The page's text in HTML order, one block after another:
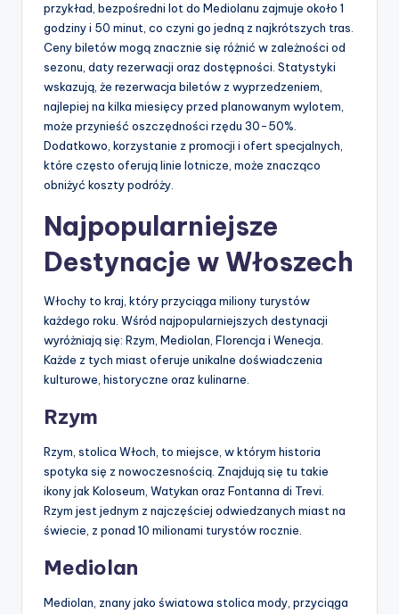
przykład, bezpośredni lot do Mediolanu zajmuje około 1
godziny i 50 minut, co czyni go jedną z najkrótszych tras.
Ceny biletów mogą znacznie się różnić w zależności od
sezonu, daty rezerwacji oraz dostępności. Statystyki
wskazują, że rezerwacja biletów z wyprzedzeniem,
najlepiej na kilka miesięcy przed planowanym wylotem,
może przynieść oszczędności rzędu 30-50%.
Dodatkowo, korzystanie z promocji i ofert specjalnych,
które często oferują linie lotnicze, może znacząco
obniżyć koszty podróży.
Najpopularniejsze
Destynacje w Włoszech
Włochy to kraj, który przyciąga miliony turystów
każdego roku. Wśród najpopularniejszych destynacji
wyróżniają się: Rzym, Mediolan, Florencja i Wenecja.
Każde z tych miast oferuje unikalne doświadczenia
kulturowe, historyczne oraz kulinarne.
Rzym
Rzym, stolica Włoch, to miejsce, w którym historia
spotyka się z nowoczesnością. Znajdują się tu takie
ikony jak Koloseum, Watykan oraz Fontanna di Trevi.
Rzym jest jednym z najczęściej odwiedzanych miast na
świecie, z ponad 10 milionami turystów rocznie.
Mediolan
Mediolan, znany jako światowa stolica mody, przyciąga